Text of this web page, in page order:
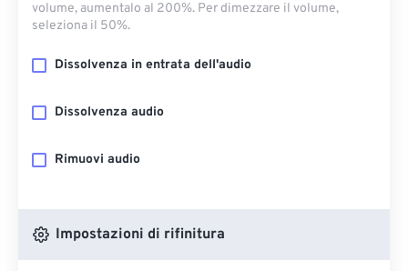
volume, aumentalo al 200%. Per dimezzare il volume,
seleziona il 50%.
Dissolvenza in entrata dell'audio
Dissolvenza audio
Rimuovi audio
Impostazioni di rifinitura